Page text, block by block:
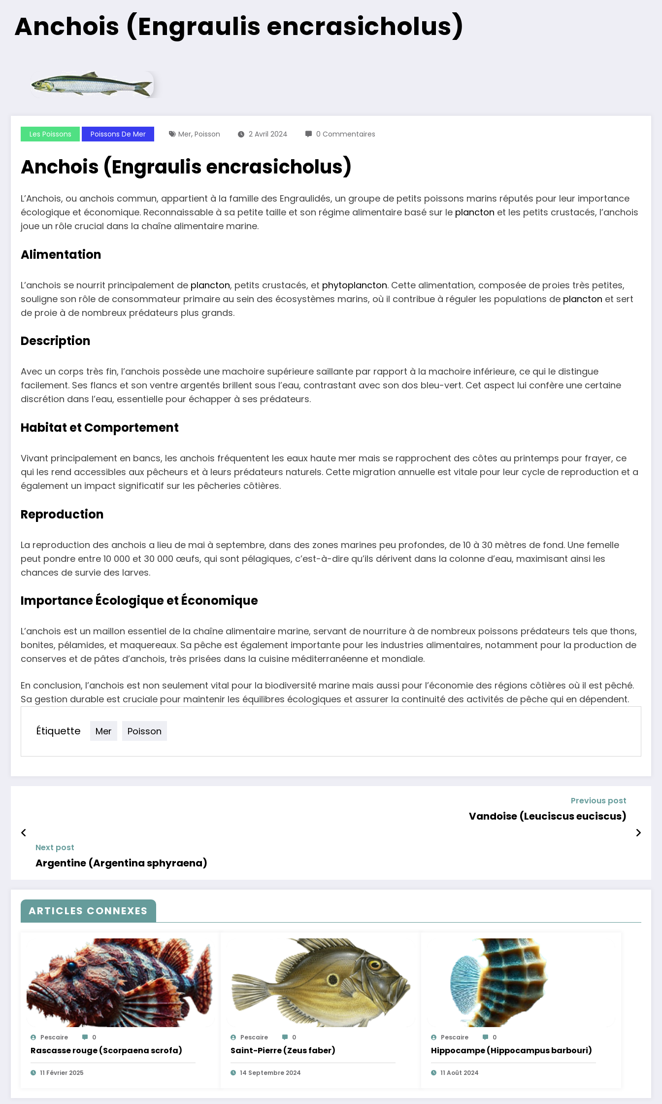
Anchois (Engraulis encrasicholus)
Les Poissons Poissons De Mer Mer, Poisson 2 Avril 2024 0 Commentaires
Anchois (Engraulis encrasicholus)
L’Anchois, ou anchois commun, appartient à la famille des Engraulidés, un groupe de petits poissons marins réputés pour leur importance
écologique et économique. Reconnaissable à sa petite taille et son régime alimentaire basé sur le plancton et les petits crustacés, l’anchois
joue un rôle crucial dans la chaîne alimentaire marine.
Alimentation
L’anchois se nourrit principalement de plancton, petits crustacés, et phytoplancton. Cette alimentation, composée de proies très petites,
souligne son rôle de consommateur primaire au sein des écosystèmes marins, où il contribue à réguler les populations de plancton et sert
de proie à de nombreux prédateurs plus grands.
Description
Avec un corps très fin, l’anchois possède une machoire supérieure saillante par rapport à la machoire inférieure, ce qui le distingue
facilement. Ses flancs et son ventre argentés brillent sous l’eau, contrastant avec son dos bleu-vert. Cet aspect lui confère une certaine
discrétion dans l’eau, essentielle pour échapper à ses prédateurs.
Habitat et Comportement
Vivant principalement en bancs, les anchois fréquentent les eaux haute mer mais se rapprochent des côtes au printemps pour frayer, ce
qui les rend accessibles aux pêcheurs et à leurs prédateurs naturels. Cette migration annuelle est vitale pour leur cycle de reproduction et a
également un impact significatif sur les pêcheries côtières.
Reproduction
La reproduction des anchois a lieu de mai à septembre, dans des zones marines peu profondes, de 10 à 30 mètres de fond. Une femelle
peut pondre entre 10 000 et 30 000 œufs, qui sont pélagiques, c’est-à-dire qu’ils dérivent dans la colonne d’eau, maximisant ainsi les
chances de survie des larves.
Importance Écologique et Économique
L’anchois est un maillon essentiel de la chaîne alimentaire marine, servant de nourriture à de nombreux poissons prédateurs tels que thons,
bonites, pélamides, et maquereaux. Sa pêche est également importante pour les industries alimentaires, notamment pour la production de
conserves et de pâtes d’anchois, très prisées dans la cuisine méditerranéenne et mondiale.
En conclusion, l’anchois est non seulement vital pour la biodiversité marine mais aussi pour l’économie des régions côtières où il est pêché.
Sa gestion durable est cruciale pour maintenir les équilibres écologiques et assurer la continuité des activités de pêche qui en dépendent.
Étiquette Mer Poisson
Previous post
Vandoise (Leuciscus euciscus)
Next post
Argentine (Argentina sphyraena)
ARTICLES CONNEXES
Pescaire 0
Rascasse rouge (Scorpaena scrofa)
11 Février 2025
Pescaire 0
Saint-Pierre (Zeus faber)
14 Septembre 2024
Pescaire 0
Hippocampe (Hippocampus barbouri)
11 Août 2024